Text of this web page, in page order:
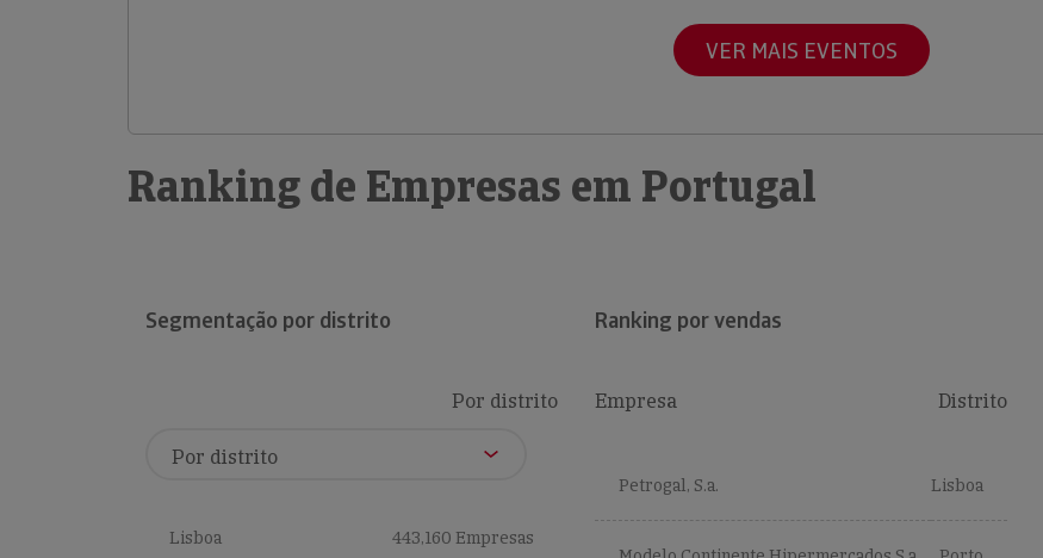
VER MAIS EVENTOS
Ranking de Empresas em Portugal
Segmentação por distrito
Por distrito
Lisboa 443,160 Empresas
Ranking por vendas
Empresa Distrito
Petrogal, S.a. Lisboa